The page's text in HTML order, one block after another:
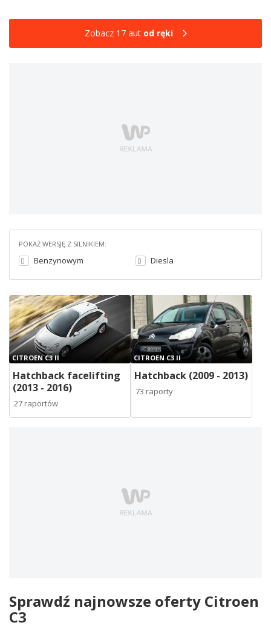
Zobacz 17 aut od ręki
POKAŻ WERSJĘ Z SILNIKIEM:
Benzynowym Diesla
CITROEN C3 II
Hatchback facelifting
(2013 - 2016)
27 raportów
CITROEN C3 II
Hatchback (2009 - 2013)
73 raporty
Sprawdź najnowsze oferty Citroen
C3